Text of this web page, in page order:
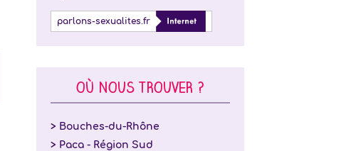
parlons-sexualites.fr
OÙ NOUS TROUVER ?
> Bouches-du-Rhône
> Paca - Région Sud